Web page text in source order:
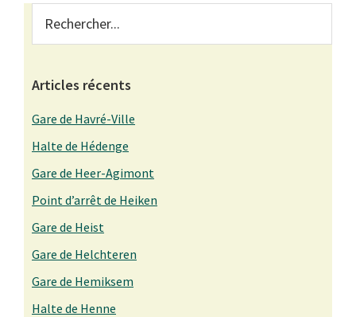
Primary
Sidebar
Articles récents
Gare de Havré-Ville
Halte de Hédenge
Gare de Heer-Agimont
Point d’arrêt de Heiken
Gare de Heist
Gare de Helchteren
Gare de Hemiksem
Halte de Henne